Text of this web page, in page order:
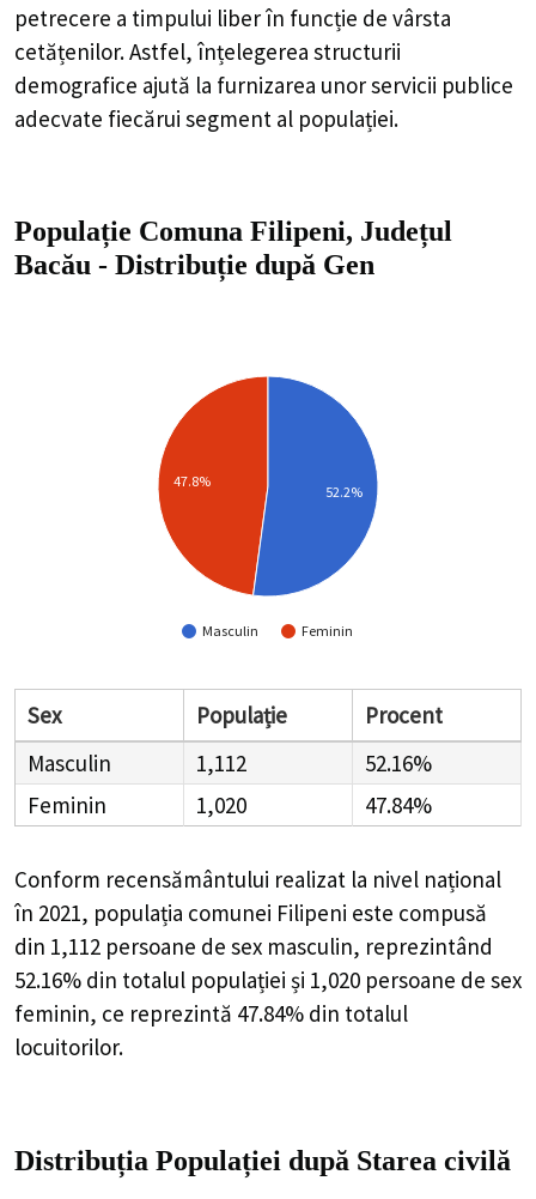
petrecere a timpului liber în funcție de vârsta
cetățenilor. Astfel, înțelegerea structurii
demografice ajută la furnizarea unor servicii publice
adecvate fiecărui segment al populației.
Populație Comuna Filipeni, Județul
Bacău - Distribuție după Gen
Masculin Feminin
47.8%
52.2%
Sex Populație
Procent
Masculin
1,112
52.16%
Feminin
1,020 47.84%
Conform recensământului realizat la nivel național
în 2021, populația comunei Filipeni este compusă
din 1,112 persoane de sex masculin, reprezintând
52.16% din totalul populației și 1,020 persoane de sex
feminin, ce reprezintă 47.84% din totalul
locuitorilor.
Distribuția Populației după Starea civilă